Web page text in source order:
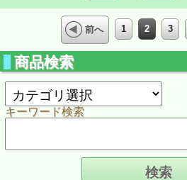
前へ 1 2 3
商品検索
キーワード検索